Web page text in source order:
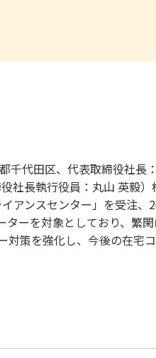
千代田区、代表取締役社長
社長執行役員：丸山 英毅
アンスセンター」を受注
ーを対象としており、繁
対策を強化し、今後の在宅